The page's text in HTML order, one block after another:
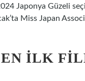
Japonya Güzeli
Miss Japan
ILK